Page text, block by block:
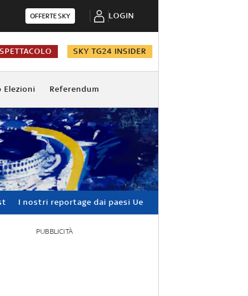
OFFERTE SKY LOGIN
SPETTACOLO SKY TG24 INSIDER
Elezioni Referendum
I nostri reportage dai paesi Ue
PUBBLICITÀ